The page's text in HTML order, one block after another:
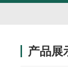
产品展